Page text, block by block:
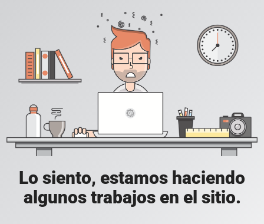
Lo siento, estamos haciendo
algunos trabajos en el sitio.